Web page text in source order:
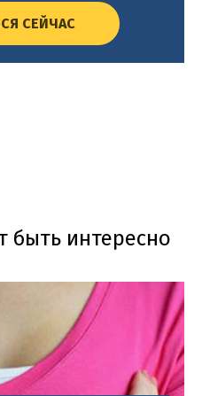
СЕЙЧАС
быть интересно